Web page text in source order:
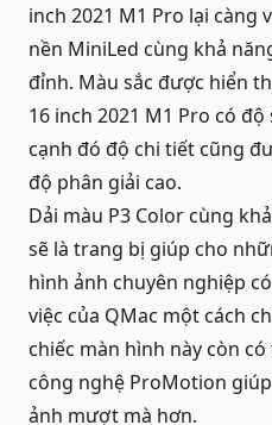
inch 2021 M1 Pro lại
nền MiniLed cùng khả
đỉnh. Màu sắc được hiển
16 inch 2021 M1 Pro có
cạnh đó độ chi tiết cũng
độ phân giải cao.
Dải màu P3 Color cùng
sẽ là trang bị giúp cho
hình ảnh chuyên nghiệp
việc của QMac một cách
chiếc màn hình này còn
công nghệ ProMotion
ảnh mượt mà hơn.